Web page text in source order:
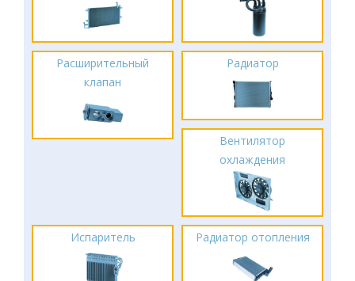
Расширительный
клапан
Радиатор
Вентилятор
охлаждения
Испаритель Радиатор отопления